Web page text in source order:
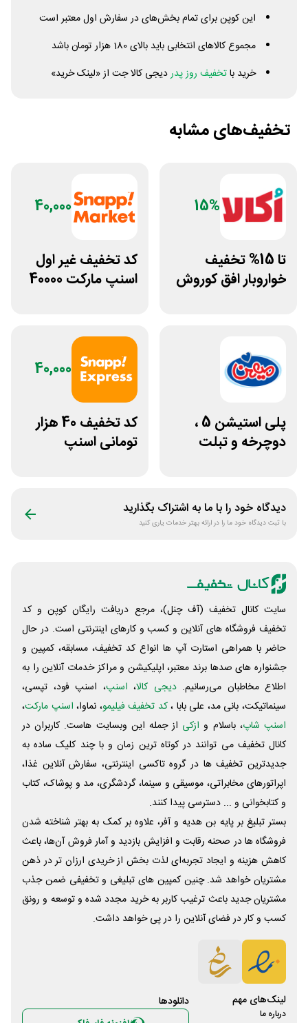
این کوپن برای تمام بخش‌های در سفارش اول معتبر است
مجموع کالاهای انتخابی باید بالای 180 هزار تومان باشد
خرید باتخفیف روز پدردیجی کالا جت از «لینک خرید»
تخفیف‌های مشابه
15%
تا 15% تخفیف
خواروبار افق کوروش
40,000
کد تخفیف غیر اول
اسنپ مارکت 40000
پلی استیشن 5 ،
دوچرخه و تبلت
40,000
کد تخفیف 40 هزار
تومانی اسنپ
دیدگاه خود را با ما به اشتراک بگذارید
با ثبت دیدگاه خود ما را در ارائه بهتر خدمات یاری کنید
سایت کانال تخفیف (آف چنل)، مرجع دریافت رایگان کوپن و کد
تخفیف فروشگاه های آنلاین و کسب و‌ کارهای اینترنتی است. در حال
حاضر با همراهی استارت آپ ها انواع کد تخفیف، مسابقه، کمپین و
جشنواره های صدها برند معتبر، اپلیکیشن و مراکز خدمات آنلاین را به
اطلاع مخاطبان می‌رسانیم. دیجی کالا، اسنپ، اسنپ فود، تپسی،
سینماتیکت، بانی مد، علی‌ بابا ،کد تخفیف فیلیمو، نماوا، اسنپ مارکت،
اسنپ شاپ، باسلام و ازکی از جمله این وبسایت ‌هاست. کاربران در
کانال تخفیف می توانند در کوتاه ترین زمان و با چند کلیک ساده به
جدیدترین تخفیف ها در گروه تاکسی اینترنتی، سفارش آنلاین غذا،
اپراتورهای مخابراتی، موسیقی و سینما، گردشگری، مد و پوشاک، کتاب
و کتابخوانی و ... دسترسی پیدا کنند.
بستر تبلیغ بر پایه بن هدیه و آفر، علاوه بر کمک به بهتر شناخته شدن
فروشگاه ها در صحنه رقابت و افزایش بازدید و آمار فروش آن‌ها، باعث
کاهش هزینه و ایجاد تجربه‌ای لذت بخش از خریدی ارزان تر در ذهن
مشتریان خواهد شد. چنین کمپین های تبلیغی و تخفیفی ضمن جذب
مشتریان جدید باعث ترغیب کاربر به خرید مجدد شده و توسعه و رونق
کسب و کار در فضای آنلاین را در پی خواهد داشت.
لینک‌های مهم
درباره ما
دانلود‌ها